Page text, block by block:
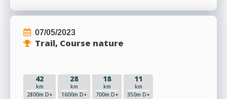
07/05/2023
Trail, Course nature
42
km
2800m D+
28
km
1600m D+
18
km
700m D+
11
km
350m D+